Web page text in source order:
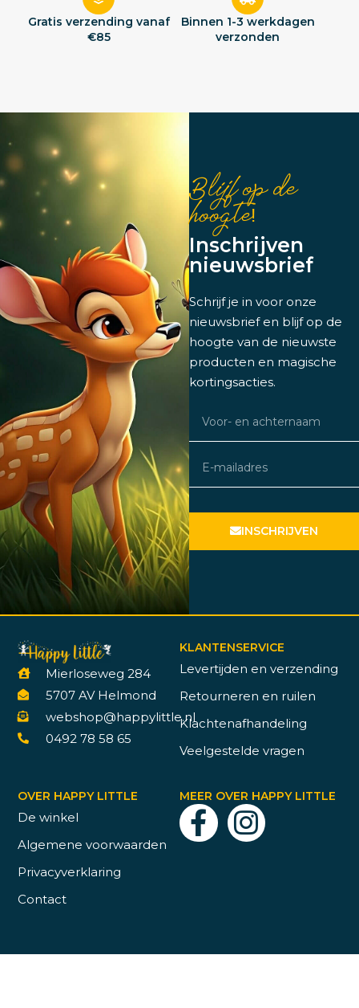
Gratis verzending vanaf
€85
Binnen 1-3 werkdagen
verzonden
Blijf op de
hoogte!
Inschrijven
nieuwsbrief
Schrijf je in voor onze
nieuwsbrief en blijf op de
hoogte van de nieuwste
producten en magische
kortingsacties.
INSCHRIJVEN
Mierloseweg 284
5707 AV Helmond
webshop@happylittle.nl
0492 78 58 65
KLANTENSERVICE
Levertijden en verzending
Retourneren en ruilen
Klachtenafhandeling
Veelgestelde vragen
OVER HAPPY LITTLE
De winkel
Algemene voorwaarden
Privacyverklaring
Contact
MEER OVER HAPPY LITTLE